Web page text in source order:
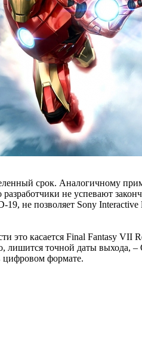
срок. Аналогичному
не успевают
не позволяет Sony Interactive
это касается Final Fantasy
точной даты выхода, –
цифровом формате.